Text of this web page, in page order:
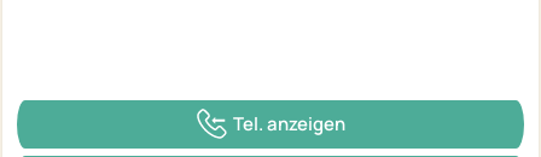
Tel. anzeigen